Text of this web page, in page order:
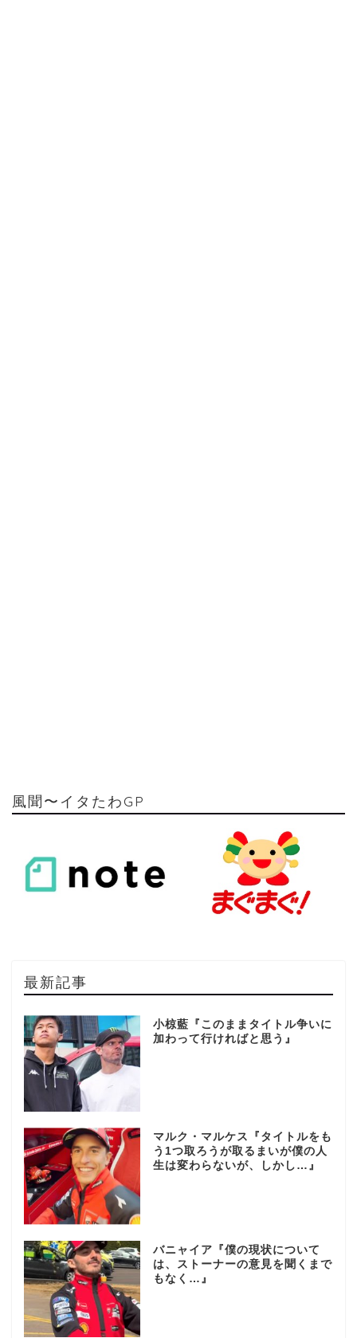
風聞〜イタたわGP
最新記事
小椋藍『このままタイトル争いに
加わって行ければと思う』
マルク・マルケス『タイトルをも
う1つ取ろうが取るまいが僕の人
生は変わらないが、しかし…』
バニャイア『僕の現状について
は、ストーナーの意見を聞くまで
もなく…』